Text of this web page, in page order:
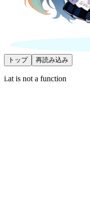
トップ 再読み込み
i.at is not a function